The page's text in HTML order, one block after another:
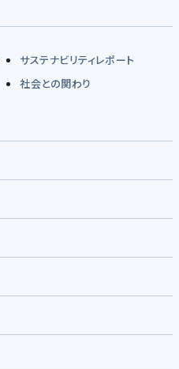
サステナビリティレポート
社会との関わり